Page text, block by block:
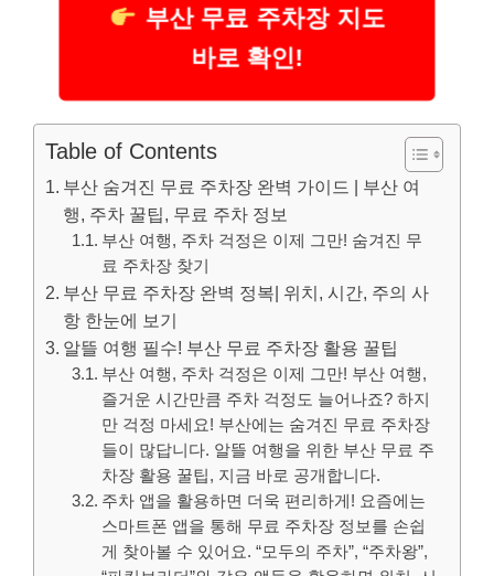
부산 무료 주차장 지도
바로 확인!
Table of Contents
부산 숨겨진 무료 주차장 완벽 가이드 | 부산 여
행, 주차 꿀팁, 무료 주차 정보
부산 여행, 주차 걱정은 이제 그만! 숨겨진 무
료 주차장 찾기
부산 무료 주차장 완벽 정복| 위치, 시간, 주의 사
항 한눈에 보기
알뜰 여행 필수! 부산 무료 주차장 활용 꿀팁
부산 여행, 주차 걱정은 이제 그만! 부산 여행,
즐거운 시간만큼 주차 걱정도 늘어나죠? 하지
만 걱정 마세요! 부산에는 숨겨진 무료 주차장
들이 많답니다. 알뜰 여행을 위한 부산 무료 주
차장 활용 꿀팁, 지금 바로 공개합니다.
주차 앱을 활용하면 더욱 편리하게! 요즘에는
스마트폰 앱을 통해 무료 주차장 정보를 손쉽
게 찾아볼 수 있어요. “모두의 주차”, “주차왕”,